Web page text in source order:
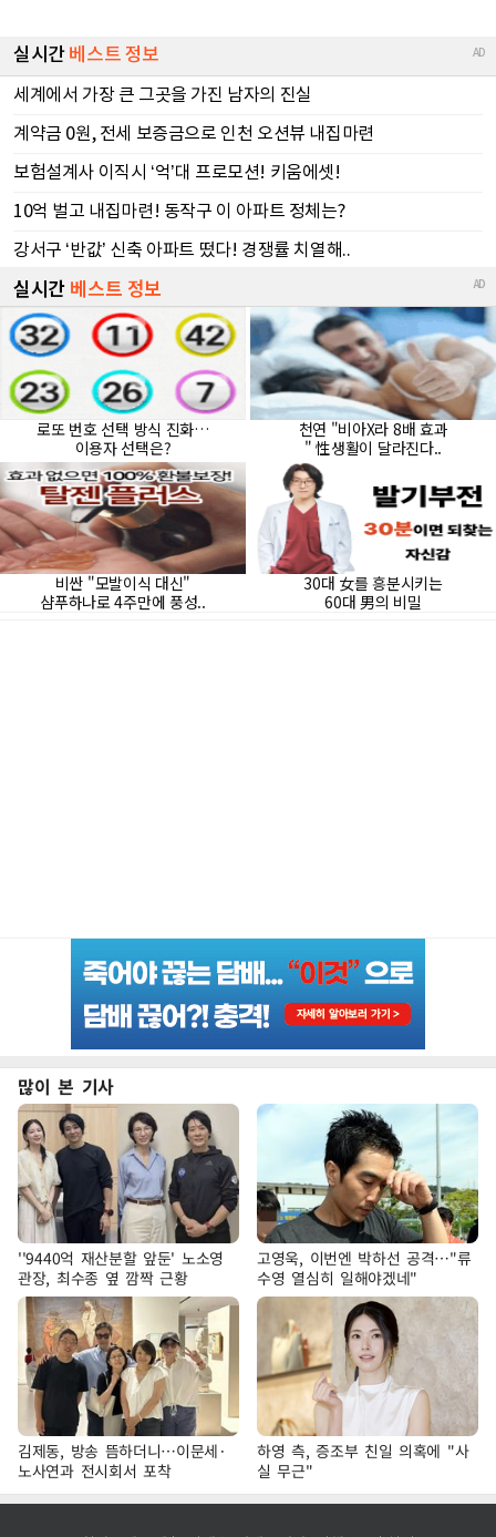
많이 본 기사
''9440억 재산분할 앞둔' 노소영
관장, 최수종 옆 깜짝 근황
고영욱, 이번엔 박하선 공격…"류
수영 열심히 일해야겠네"
김제동, 방송 뜸하더니…이문세·
노사연과 전시회서 포착
하영 측, 증조부 친일 의혹에 "사
실 무근"